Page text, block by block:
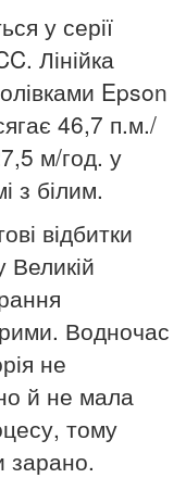
у серії
Лінійка
Epson
46,7 п.м./
м/год. у
з білим.
відбитки
Великій
Водночас
не
й не мала
тому
зарано.